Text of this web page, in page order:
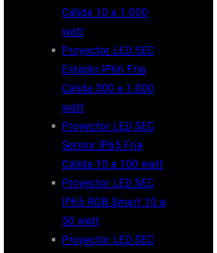
Cálida 10 a 1.000
watt
Proyector LED SEC
Estadio IP66 Fría
Cálida 300 a 1.000
watt
Proyector LED SEC
Sensor IP65 Fría
Cálida 10 a 100 watt
Proyector LED SEC
IP65 RGB Smart 10 a
50 watt
Proyector LED SEC